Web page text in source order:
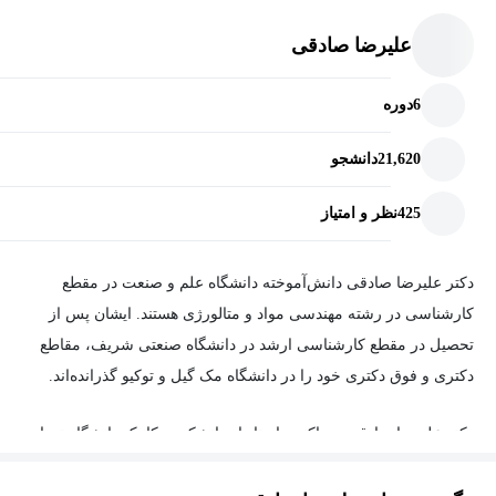
شوند. امیدوارم گردآوری و ارائه این مطالب توسط اینجانب و
تأثیری کوچک اما مهم بر پیشرفت و اعتلای کشورمان داشته باشد.
مهندسی مکانیک است که برای دانشجویان سال آخر کارشناسی
طراحی شده و ارائه می‌شود.
***این دوره درحال تکمیل است***
علیرضا صادقی
6دوره
21,620دانشجو
425نظر و امتیاز
دکتر علیرضا صادقی دانش‌آموخته دانشگاه علم و صنعت در مقطع
کارشناسی در رشته مهندسی مواد و متالورژی هستند. ایشان پس از
تحصیل در مقطع کارشناسی ارشد در دانشگاه صنعتی شریف، مقاطع
دکتری و فوق دکتری خود را در دانشگاه مک گیل و توکیو گذرانده‌اند.
دکتر علیرضا صادقی هم اکنون استادیار دانشکده مکانیک دانشگاه تهران